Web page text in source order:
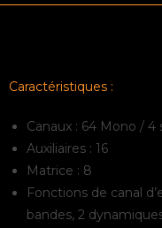
Caractéristiques :
Canaux : 64 Mono / 4
Auxiliaires : 16
Matrice : 8
Fonctions de canal
bandes, 2